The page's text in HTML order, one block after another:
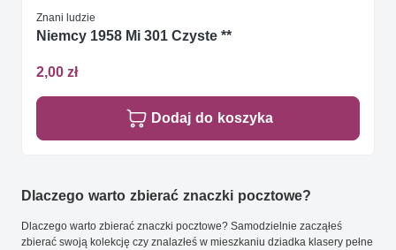
Znani ludzie
Niemcy 1958 Mi 301 Czyste **
2,00 zł
Dodaj do koszyka
Dlaczego warto zbierać znaczki pocztowe?
Dlaczego warto zbierać znaczki pocztowe? Samodzielnie zacząłeś
zbierać swoją kolekcję czy znalazłeś w mieszkaniu dziadka klasery pełne